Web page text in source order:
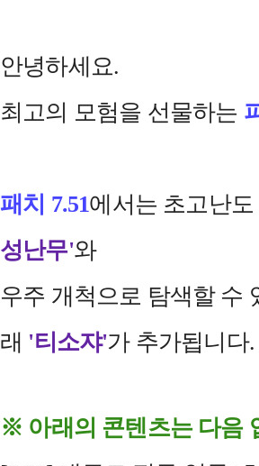
안녕하세요.
최고의 모험을 선물하는
패치 7.51에서는 초고난
성난무'와
우주 개척으로 탐색할 수
래 '티소쟈'가 추가됩니다.
※ 아래의 콘텐츠는 다음